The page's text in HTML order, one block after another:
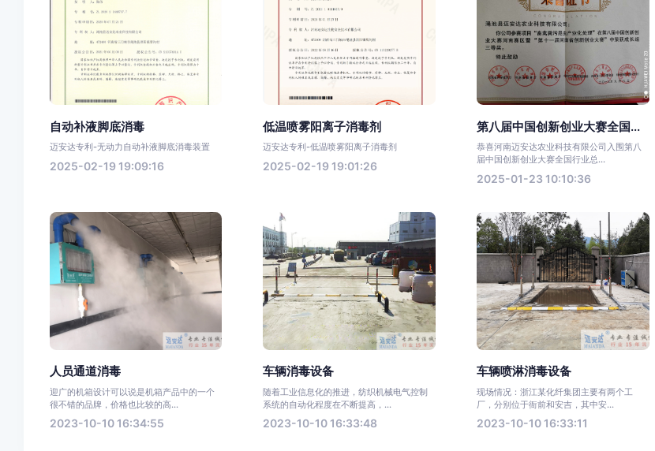
自动补液脚底消毒
迈安达专利-无动力自动补液脚底消毒装置
2025-02-19 19:09:16
低温喷雾阳离子消毒剂
迈安达专利-低温喷雾阳离子消毒剂
2025-02-19 19:01:26
第八届中国创新创业大赛全国...
恭喜河南迈安达农业科技有限公司入围第八
届中国创新创业大赛全国行业总...
2025-01-23 10:10:36
人员通道消毒
迎广的机箱设计可以说是机箱产品中的一个
很不错的品牌，价格也比较的高...
2023-10-10 16:34:55
车辆消毒设备
随着工业信息化的推进，纺织机械电气控制
系统的自动化程度在不断提高，...
2023-10-10 16:33:48
车辆喷淋消毒设备
现场情况：浙江某化纤集团主要有两个工
厂，分别位于衙前和安吉，其中安...
2023-10-10 16:33:11